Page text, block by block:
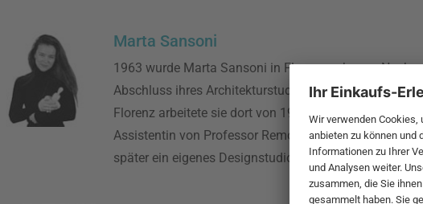
Marta Sansoni
1963 wurde Marta Sansoni in Florenz geboren. Nach
Abschluss ihres Architekturstudiums an der Universität
Florenz arbeitete sie dort von 1990 bis 1998 als
Assistentin von Professor Remo Buti und gründete
später ein eigenes Designstudio.